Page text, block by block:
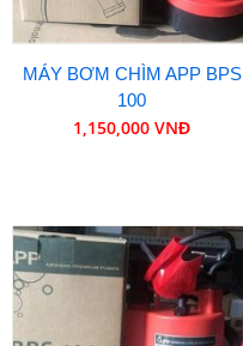
MÁY BƠM CHÌM APP BPS
100
1,150,000 VNĐ